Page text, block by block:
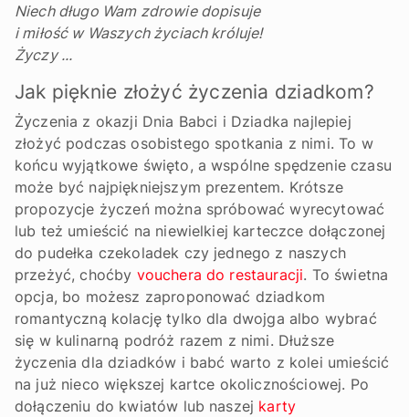
Niech długo Wam zdrowie dopisuje
i miłość w Waszych życiach króluje!
Życzy ...
Jak pięknie złożyć życzenia dziadkom?
Życzenia z okazji Dnia Babci i Dziadka najlepiej
złożyć podczas osobistego spotkania z nimi. To w
końcu wyjątkowe święto, a wspólne spędzenie czasu
może być najpiękniejszym prezentem. Krótsze
propozycje życzeń można spróbować wyrecytować
lub też umieścić na niewielkiej karteczce dołączonej
do pudełka czekoladek czy jednego z naszych
przeżyć, choćby vouchera do restauracji. To świetna
opcja, bo możesz zaproponować dziadkom
romantyczną kolację tylko dla dwojga albo wybrać
się w kulinarną podróż razem z nimi. Dłuższe
życzenia dla dziadków i babć warto z kolei umieścić
na już nieco większej kartce okolicznościowej. Po
dołączeniu do kwiatów lub naszej karty